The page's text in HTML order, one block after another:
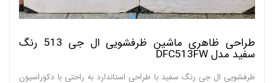
طراحی ظاهری ماشین ظرفشویی ال جی 513 رنگ
سفید مدل DFC513FW
ظرفشویی ال جی رنگ سفید با طراحی استاندارد به راحتی با دکوراسیون